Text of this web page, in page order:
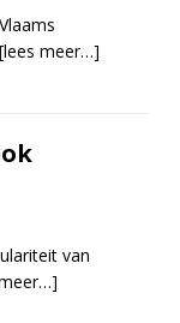
[lees meer…]
van